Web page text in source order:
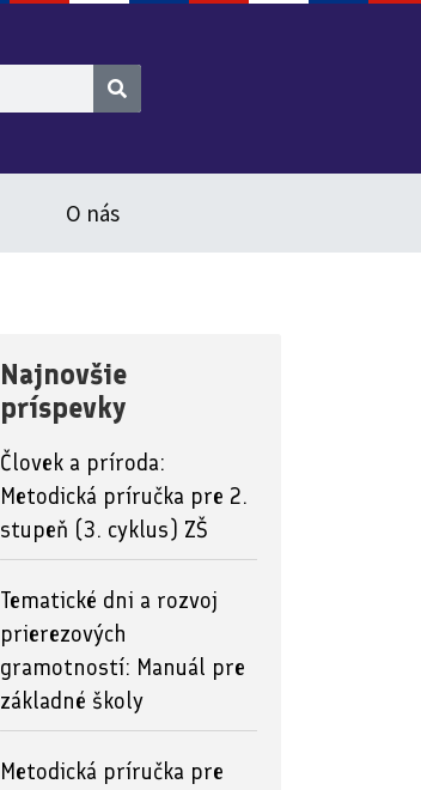
O nás
Najnovšie
príspevky
Človek a príroda:
Metodická príručka pre 2.
stupeň (3. cyklus) ZŠ
Tematické dni a rozvoj
prierezových
gramotností: Manuál pre
základné školy
Metodická príručka pre